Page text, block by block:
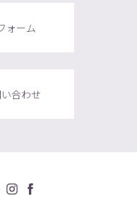
ォーム
合わせ